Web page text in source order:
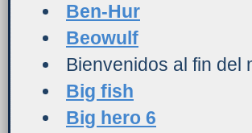
Ben-Hur
Beowulf
Bienvenidos al fin del
Big fish
Big hero 6